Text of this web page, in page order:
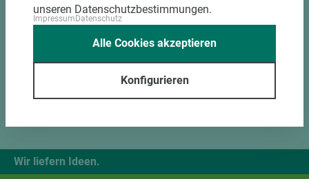
Wir liefern Ideen.
unseren Datenschutzbestimmungen.
ImpressumDatenschutz
Konfigurieren
Alle Cookies akzeptieren